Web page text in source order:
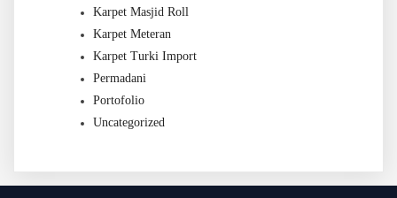
Karpet Masjid Roll
Karpet Meteran
Karpet Turki Import
Permadani
Portofolio
Uncategorized